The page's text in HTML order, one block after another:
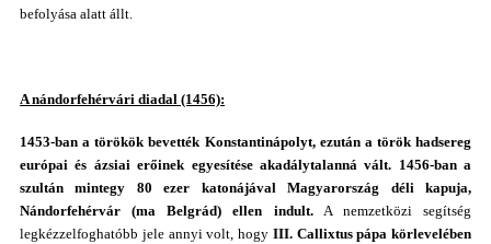
befolyása alatt állt.
A nándorfehérvári diadal (1456):
1453-ban a törökök bevették Konstantinápolyt, ezután a török hadsereg
európai és ázsiai erőinek egyesítése akadálytalanná vált. 1456-ban a
szultán mintegy 80 ezer katonájával Magyarország déli kapuja,
Nándorfehérvár (ma Belgrád) ellen indult.A nemzetközi segítség
legkézzelfoghatóbb jele annyi volt, hogy III. Callixtus pápa körlevelében